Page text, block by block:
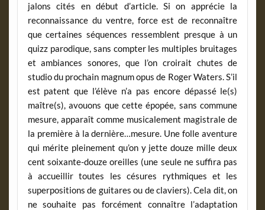
jalons cités en début d’article. Si on apprécie la
reconnaissance du ventre, force est de reconnaître
que certaines séquences ressemblent presque à un
quizz parodique, sans compter les multiples bruitages
et ambiances sonores, que l’on croirait chutes de
studio du prochain magnum opus de Roger Waters. S’il
est patent que l’élève n’a pas encore dépassé le(s)
maître(s), avouons que cette épopée, sans commune
mesure, apparaît comme musicalement magistrale de
la première à la dernière…mesure. Une folle aventure
qui mérite pleinement qu’on y jette douze mille deux
cent soixante-douze oreilles (une seule ne suffira pas
à accueillir toutes les césures rythmiques et les
superpositions de guitares ou de claviers). Cela dit, on
ne souhaite pas forcément connaître l’adaptation